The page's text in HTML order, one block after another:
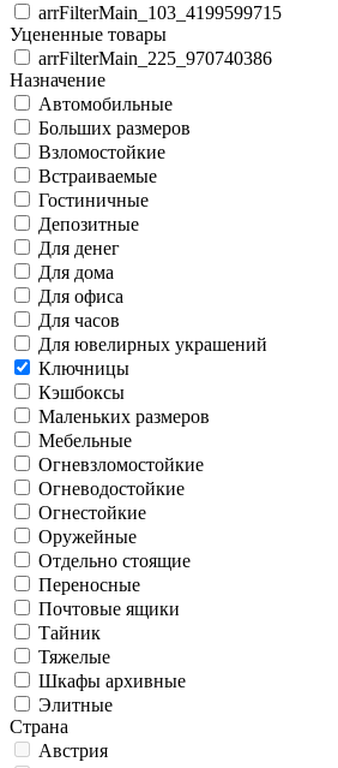
arrFilterMain_103_4199599715
Уцененные товары
arrFilterMain_225_970740386
Назначение
Автомобильные
Больших размеров
Взломостойкие
Встраиваемые
Гостиничные
Депозитные
Для денег
Для дома
Для офиса
Для часов
Для ювелирных украшений
Ключницы
Кэшбоксы
Маленьких размеров
Мебельные
Огневзломостойкие
Огневодостойкие
Огнестойкие
Оружейные
Отдельно стоящие
Переносные
Почтовые ящики
Тайник
Тяжелые
Шкафы архивные
Элитные
Страна
Австрия